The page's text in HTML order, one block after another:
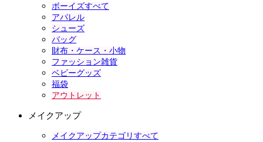
ボーイズすべて
アパレル
シューズ
バッグ
財布・ケース・小物
ファッション雑貨
ベビーグッズ
福袋
アウトレット
メイクアップ
メイクアップカテゴリすべて